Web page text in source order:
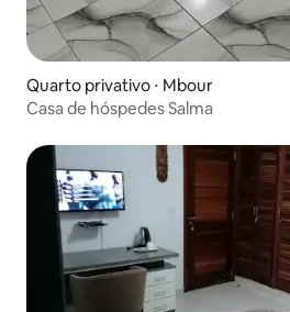
Quarto privativo ⋅ Mbour
Casa de hóspedes Salma